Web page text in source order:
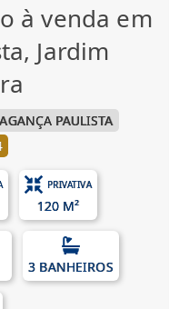
à venda em
Jardim
PAULISTA
PRIVATIVA
120 M²
3 BANHEIROS